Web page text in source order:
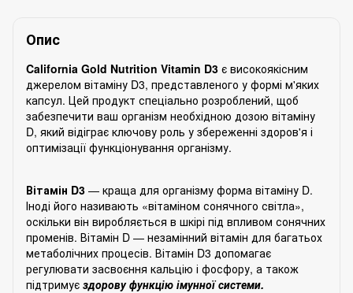
Опис
California Gold Nutrition Vitamin D3 є високоякісним
джерелом вітаміну D3, представленого у формі м'яких
капсул. Цей продукт спеціально розроблений, щоб
забезпечити ваш організм необхідною дозою вітаміну
D, який відіграє ключову роль у збереженні здоров'я і
оптимізації функціонування організму.
Вітамін D3 — краща для організму форма вітаміну D.
Іноді його називають «вітаміном сонячного світла»,
оскільки він виробляється в шкірі під впливом сонячних
променів. Вітамін D — незамінний вітамін для багатьох
метаболічних процесів. Вітамін D3 допомагає
регулювати засвоєння кальцію і фосфору, а також
підтримує здорову функцію імунної системи.